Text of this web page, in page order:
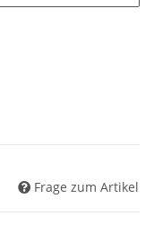
Frage zum Artikel